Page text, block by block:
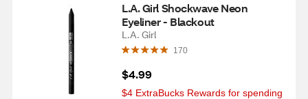
L.A. Girl Shockwave Neon
Eyeliner - Blackout
L.A. Girl
170
$4.99
$4 ExtraBucks Rewards for spending